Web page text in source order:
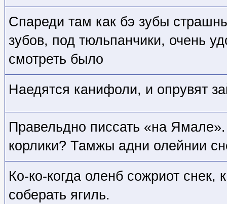
Спареди там как бэ зубы
зубов, под тюльпанчики, очень
смотреть было
Наедятся канифоли, и опрувят
Правельдно писсать «на
корлики? Тамжы адни олейнии
Ко-ко-когда оленб сожриот снек,
соберать ягиль.